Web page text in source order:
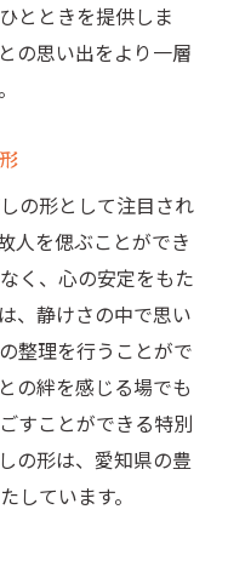
とときを提供しま
の思い出をより一層
の形として注目され
人を偲ぶことができ
く、心の安定をもた
、静けさの中で思い
整理を行うことがで
の絆を感じる場でも
すことができる特別
の形は、愛知県の豊
しています。